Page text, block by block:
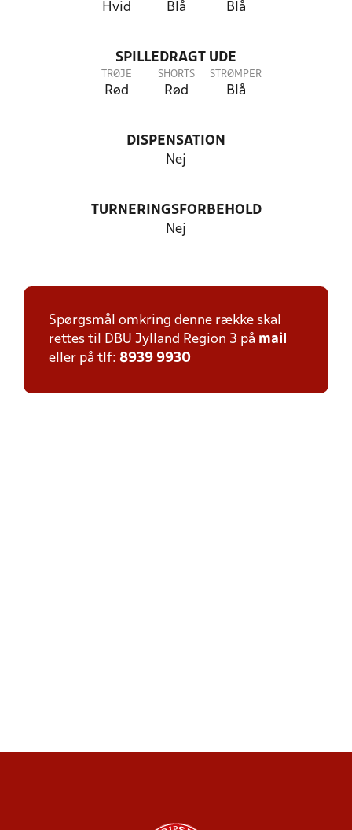
Hvid Blå Blå
SPILLEDRAGT UDE
TRØJE
Rød
SHORTS
Rød
STRØMPER
Blå
DISPENSATION
Nej
TURNERINGSFORBEHOLD
Nej
Spørgsmål omkring denne række skal
rettes til DBU Jylland Region 3 på mail
eller på tlf: 8939 9930